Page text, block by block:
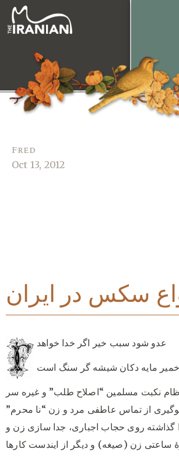
Fred
Oct 13, 2012
سکس در ایران
عدو شود سبب خیر اگر خدا خواهد
خمیر مایه دکان شیشه گر سنگ است
که نظام نکبت مسلمین “اصلاح طلب” و غیره سر
از تماس عاطفی مرد و زن “نا محرم”
روی حجاب اجباری، جدا سازی زن و